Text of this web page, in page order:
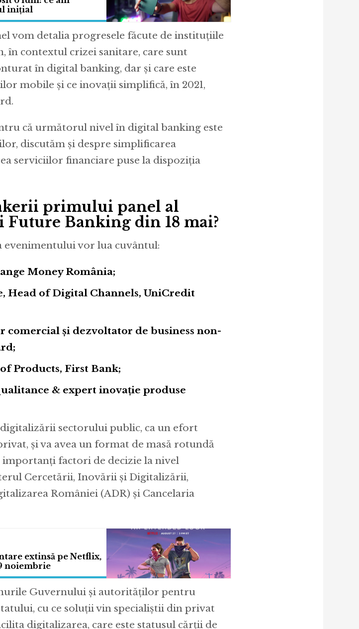
inițial
vom detalia progresele făcute de instituțiile
în contextul crizei sanitare, care sunt
în digital banking, dar și care este
mobile și ce inovații simplifică, în 2021,
că următorul nivel în digital banking este
discutăm și despre simplificarea
serviciilor financiare puse la dispoziția
primului panel al
Banking din 18 mai?
evenimentului vor lua cuvântul:
Money România;
Head of Digital Channels, UniCredit
comercial și dezvoltator de business non-
Products, First Bank;
& expert inovație produse
sectorului public, ca un efort
și va avea un format de masă rotundă
importanți factori de decizie la nivel
Cercetării, Inovării și Digitalizării,
României (ADR) și Cancelaria
extinsă pe Netflix,
noiembrie
Guvernului și autorităților pentru
cu ce soluții vin specialiștii din privat
digitalizarea, care este statusul cărții de